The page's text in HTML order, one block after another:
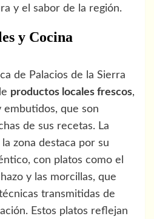
y el sabor de la región.
y Cocina
de Palacios de la Sierra
productos locales frescos,
embutidos, que son
de sus recetas. La
zona destaca por su
con platos como el
y las morcillas, que
transmitidas de
Estos platos reflejan